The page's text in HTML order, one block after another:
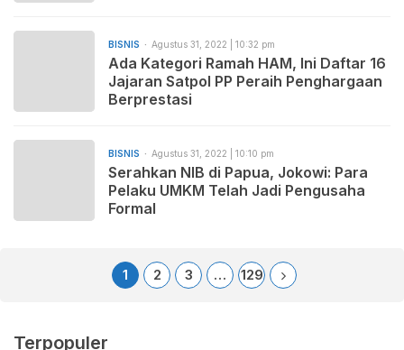
BISNIS Agustus 31, 2022 | 10:32 pm
Ada Kategori Ramah HAM, Ini Daftar 16
Jajaran Satpol PP Peraih Penghargaan
Berprestasi
BISNIS Agustus 31, 2022 | 10:10 pm
Serahkan NIB di Papua, Jokowi: Para
Pelaku UMKM Telah Jadi Pengusaha
Formal
1 2 3 … 129
Terpopuler